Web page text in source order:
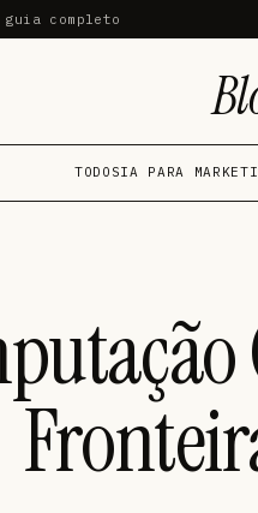
guia completo
TODOSIA PARA